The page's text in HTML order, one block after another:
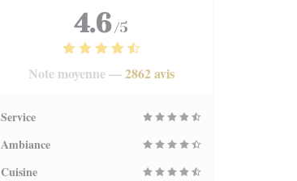
4.6 /5
Note moyenne —2862 avis
Service
Ambiance
Cuisine